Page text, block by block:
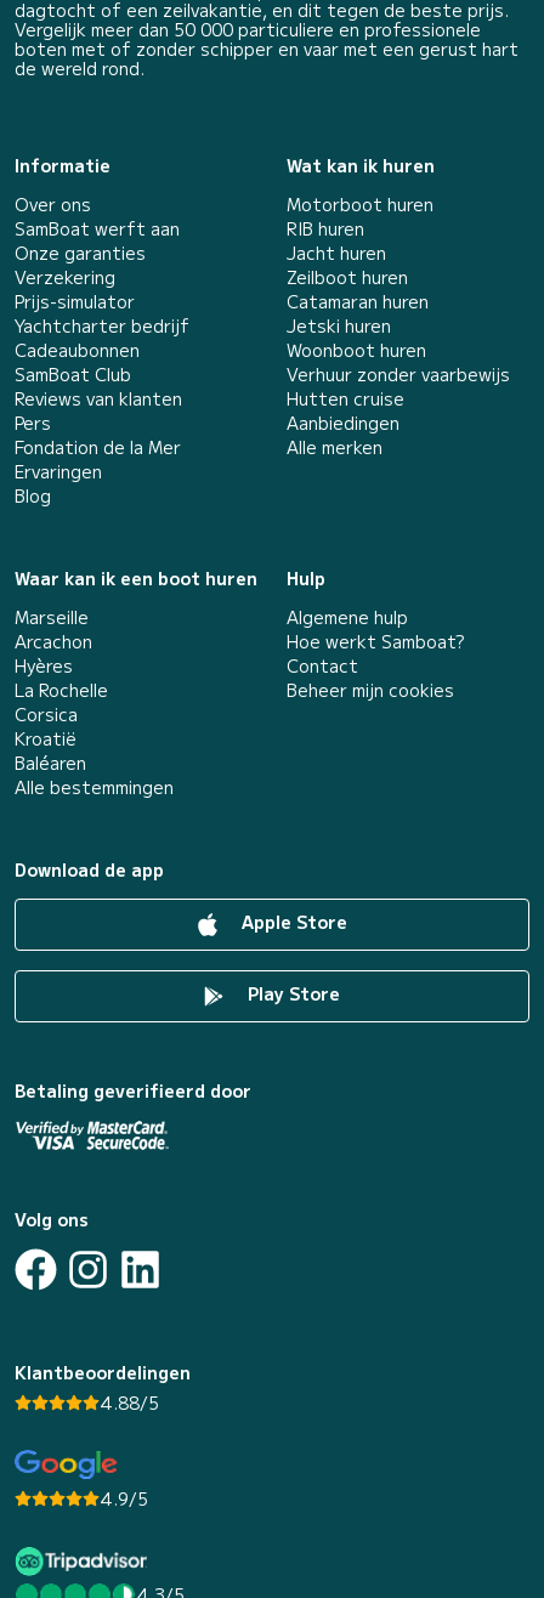
dagtocht of een zeilvakantie, en dit tegen de beste prijs.
Vergelijk meer dan 50 000 particuliere en professionele
boten met of zonder schipper en vaar met een gerust hart
de wereld rond.
Informatie
Over ons
SamBoat werft aan
Onze garanties
Verzekering
Prijs-simulator
Yachtcharter bedrijf
Cadeaubonnen
SamBoat Club
Reviews van klanten
Pers
Fondation de la Mer
Ervaringen
Blog
Wat kan ik huren
Motorboot huren
RIB huren
Jacht huren
Zeilboot huren
Catamaran huren
Jetski huren
Woonboot huren
Verhuur zonder vaarbewijs
Hutten cruise
Aanbiedingen
Alle merken
Waar kan ik een boot huren
Marseille
Arcachon
Hyères
La Rochelle
Corsica
Kroatië
Baléaren
Alle bestemmingen
Hulp
Algemene hulp
Hoe werkt Samboat?
Contact
Beheer mijn cookies
Download de app
Apple Store
Play Store
Betaling geverifieerd door
Volg ons
Klantbeoordelingen
4.88/5
4.9/5